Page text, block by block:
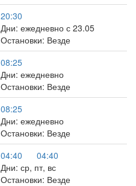
20:30
Дни: ежедневно с 23.05
Остановки: Везде
08:25
Дни: ежедневно
Остановки: Везде
08:25
Дни: ежедневно
Остановки: Везде
04:40
04:40
Дни: ср, пт, вс
Остановки: Везде